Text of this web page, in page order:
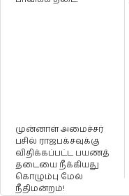
முன்னாள் அமைச்சர்
பசில் ராஜபக்சவுக்கு
விதிக்கப்பட்ட பயணத்
தடையை நீக்கியது
கொழும்பு மேல்
நீதிமன்றம்!